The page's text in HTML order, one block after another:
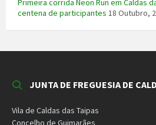
Primeira corrida Neon Run em Caldas
centena de participantes 18 Outubro,
JUNTA DE FREGUESIA DE
Vila de Caldas das Taipas
Concelho de Guimarães